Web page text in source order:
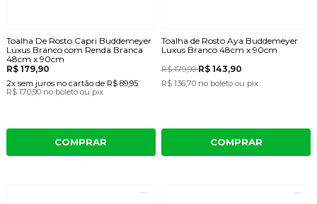
Toalha De Rosto Capri Buddemeyer
Luxus Branco com Renda Branca
48cm x 90cm
R$ 179,90
2x sem juros no cartãode R$ 89,95
R$ 170,90 no boleto ou pix
COMPRAR
Toalha de Rosto Aya Buddemeyer
Luxus Branco 48cm x 90cm
R$ 179,90R$ 143,90
R$ 136,70 no boleto ou pix
COMPRAR